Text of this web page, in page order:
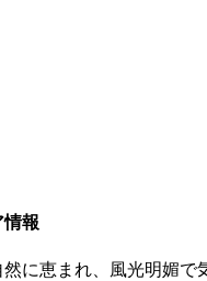
報
に恵まれ、風光明媚